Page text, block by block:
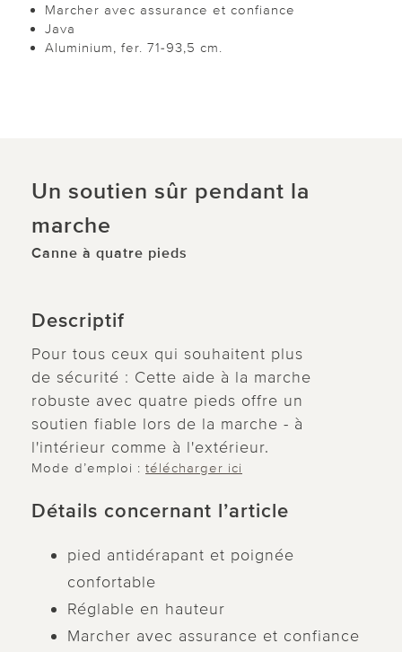
Marcher avec assurance et confiance
Java
Aluminium, fer. 71-93,5 cm.
Un soutien sûr pendant la
marche
Canne à quatre pieds
Descriptif
Pour tous ceux qui souhaitent plus
de sécurité : Cette aide à la marche
robuste avec quatre pieds offre un
soutien fiable lors de la marche - à
l'intérieur comme à l'extérieur.
Mode d’emploi : télécharger ici
Détails concernant l’article
pied antidérapant et poignée
confortable
Réglable en hauteur
Marcher avec assurance et confiance